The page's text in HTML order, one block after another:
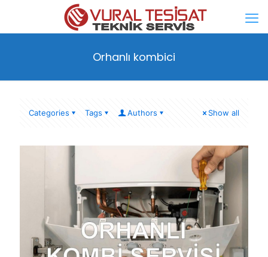
Orhanlı kombici
Categories Tags Authors Show all